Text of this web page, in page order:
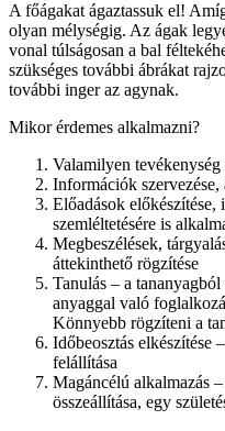
A főágakat ágaztassuk el!
olyan mélységig. Az ágak
vonal túlságosan a bal
szükséges további ábrákat
további inger az agynak.
Mikor érdemes alkalmazni?
Valamilyen tevékenység
Információk
Előadások
szemléltetésére is
Megbeszélések,
áttekinthető rögzítése
Tanulás – a
anyaggal való
Könnyebb rögzíteni a
Időbeosztás elkészítése
felállítása
Magáncélú alkalmazás
összeállítása, egy